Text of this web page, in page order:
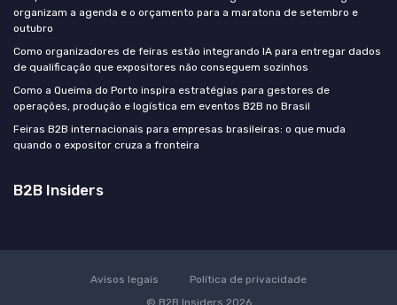
organizam a agenda e o orçamento para a maratona de setembro e
outubro
Como organizadores de feiras estão integrando IA para entregar dados
de qualificação que expositores não conseguem sozinhos
Como a Queima do Porto inspira estratégias para gestores de
operações, produção e logística em eventos B2B no Brasil
Feiras B2B internacionais para empresas brasileiras: o que muda
quando o expositor cruza a fronteira
B2B Insiders
Avisos legais
Política de privacidade
© B2B Insiders 2026